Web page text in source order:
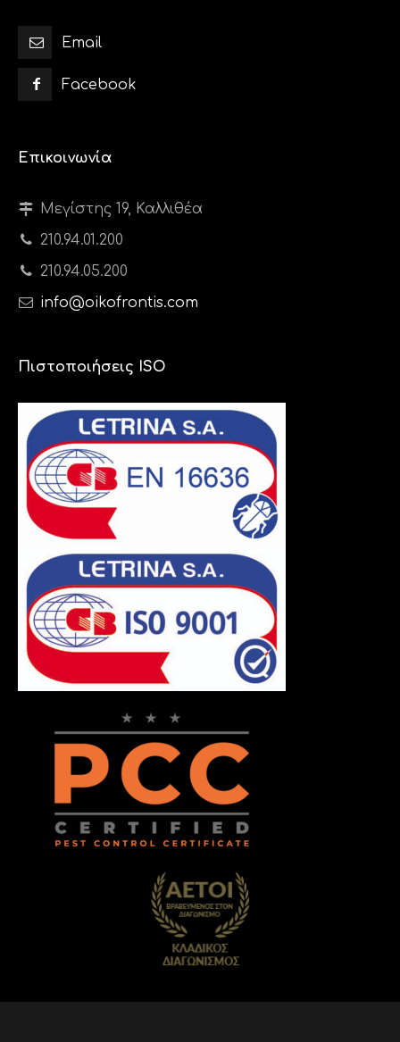
Email
Facebook
Επικοινωνία
Μεγίστης 19, Καλλιθέα
210.94.01.200
210.94.05.200
info@oikofrontis.com
Πιστοποιήσεις ISO